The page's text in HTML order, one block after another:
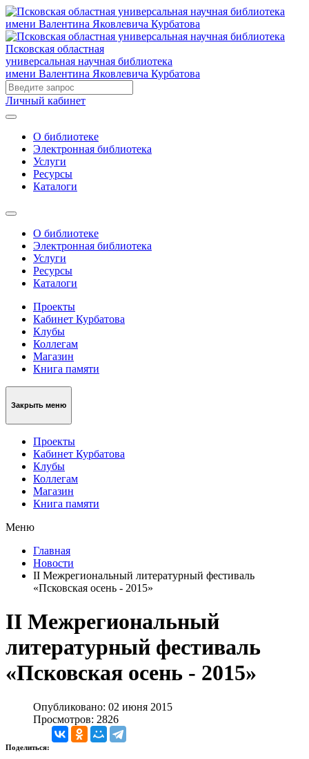
Псковская областная
универсальная научная библиотека
имени Валентина Яковлевича Курбатова
Личный кабинет
О библиотеке
Электронная библиотека
Услуги
Ресурсы
Каталоги
О библиотеке
Электронная библиотека
Услуги
Ресурсы
Каталоги
Проекты
Кабинет Курбатова
Клубы
Коллегам
Магазин
Книга памяти
Закрыть меню
Проекты
Кабинет Курбатова
Клубы
Коллегам
Магазин
Книга памяти
Меню
Главная
Новости
II Межрегиональный литературный фестиваль
«Псковская осень - 2015»
II Межрегиональный
литературный фестиваль
«Псковская осень - 2015»
Опубликовано: 02 июня 2015
Просмотров: 2826
Поделиться: